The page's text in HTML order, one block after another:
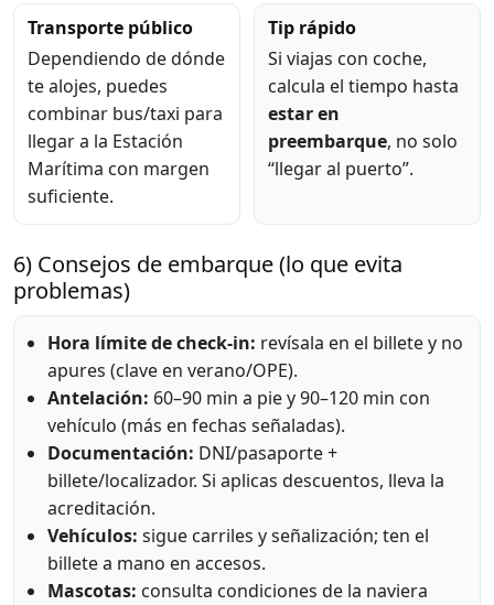
Transporte público
Dependiendo de dónde
te alojes, puedes
combinar bus/taxi para
llegar a la Estación
Marítima con margen
suficiente.
Tip rápido
Si viajas con coche,
calcula el tiempo hasta
estar en
preembarque, no solo
“llegar al puerto”.
6) Consejos de embarque (lo que evita
problemas)
Hora límite de check-in: revísala en el billete y no
apures (clave en verano/OPE).
Antelación: 60–90 min a pie y 90–120 min con
vehículo (más en fechas señaladas).
Documentación: DNI/pasaporte +
billete/localizador. Si aplicas descuentos, lleva la
acreditación.
Vehículos: sigue carriles y señalización; ten el
billete a mano en accesos.
Mascotas: consulta condiciones de la naviera